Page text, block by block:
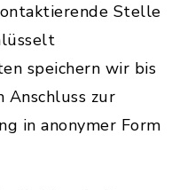
Stelle
speichern wir bis
Anschluss zur
in anonymer Form